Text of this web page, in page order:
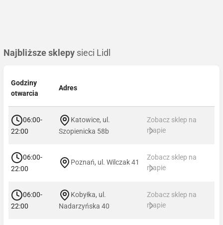
Najbliższe sklepy sieci Lidl
Godziny
otwarcia
Adres
06:00-
22:00
Katowice, ul.
Szopienicka 58b
Zobacz sklep na
mapie
06:00-
22:00
Poznań, ul. Wilczak 41
Zobacz sklep na
mapie
06:00-
22:00
Kobyłka, ul.
Nadarzyńska 40
Zobacz sklep na
mapie